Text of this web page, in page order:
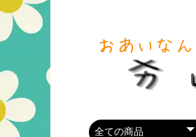
商品カテゴリを選択